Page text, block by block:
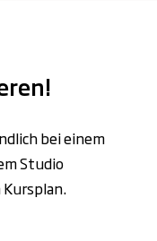
bei einem
Studio